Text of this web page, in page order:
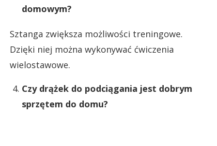
domowym?
Sztanga zwiększa możliwości treningowe.
Dzięki niej można wykonywać ćwiczenia
wielostawowe.
Czy drążek do podciągania jest dobrym
sprzętem do domu?